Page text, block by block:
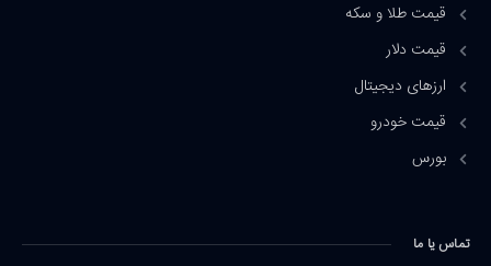
قیمت طلا و سکه
قیمت دلار
ارزهای دیجیتال
قیمت خودرو
بورس
تماس یا ما